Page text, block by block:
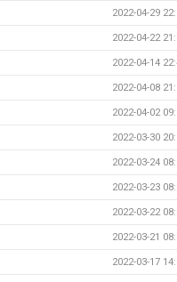
2022-04-29
2022-04-22
2022-04-14
2022-04-08
2022-04-02
2022-03-30
2022-03-24
2022-03-23
2022-03-22
2022-03-21
2022-03-17